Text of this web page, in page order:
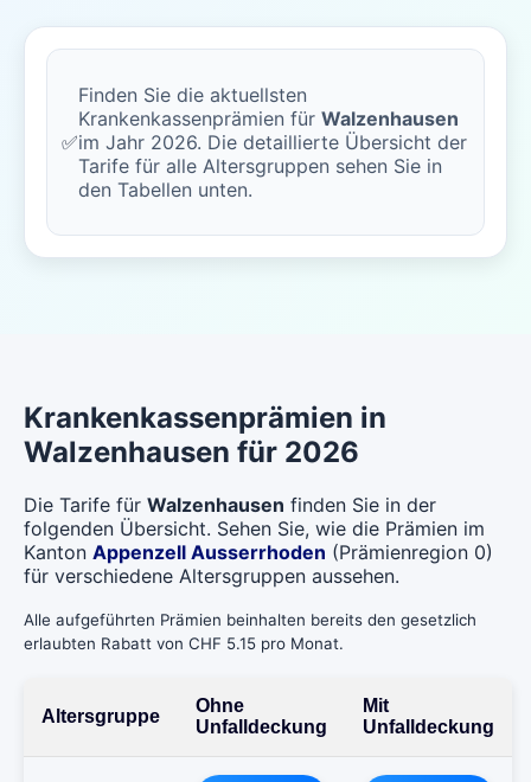
✅
Finden Sie die aktuellsten
Krankenkassenprämien für Walzenhausen
im Jahr 2026. Die detaillierte Übersicht der
Tarife für alle Altersgruppen sehen Sie in
den Tabellen unten.
Krankenkassenprämien in
Walzenhausen für 2026
Die Tarife für Walzenhausen finden Sie in der
folgenden Übersicht. Sehen Sie, wie die Prämien im
Kanton Appenzell Ausserrhoden (Prämienregion 0)
für verschiedene Altersgruppen aussehen.
Alle aufgeführten Prämien beinhalten bereits den gesetzlich
erlaubten Rabatt von CHF 5.15 pro Monat.
Altersgruppe
Ohne
Unfalldeckung
Mit
Unfalldeckung